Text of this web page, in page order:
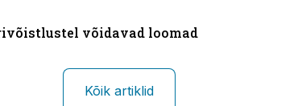
võidavad loomad
Kõik artiklid